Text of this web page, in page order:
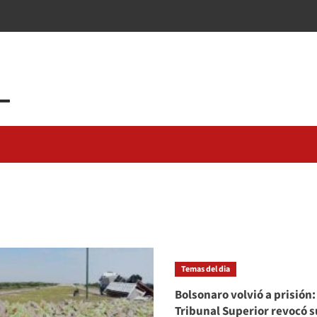
Temas del dia
Bolsonaro volvió a prisión:
Tribunal Superior revocó